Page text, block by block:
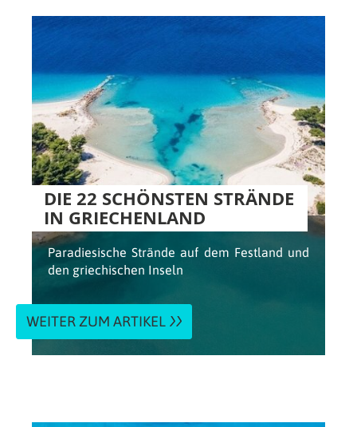
DIE 22 SCHÖNSTEN STRÄNDE
IN GRIECHENLAND
Paradiesische Strände auf dem Festland und
den griechischen Inseln
WEITER ZUM ARTIKEL